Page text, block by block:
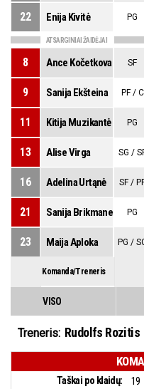
22 Enija Kivitė PG
ATSARGINIAI ŽAIDĖJAI
8 Ance Kočetkova SF
9 Sanija Ekšteina PF / C
11 Kitija Muzikantė PG
13 Alise Virga SG /
16 Adelina Urtąnė SF /
21 Sanija Brikmane PG
23 Maija Aploka PG /
Komanda/Treneris
VISO
Treneris: Rudolfs Rozitis
Taškai po klaidų: 19